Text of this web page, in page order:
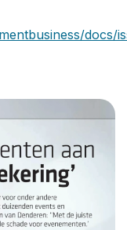
docs/